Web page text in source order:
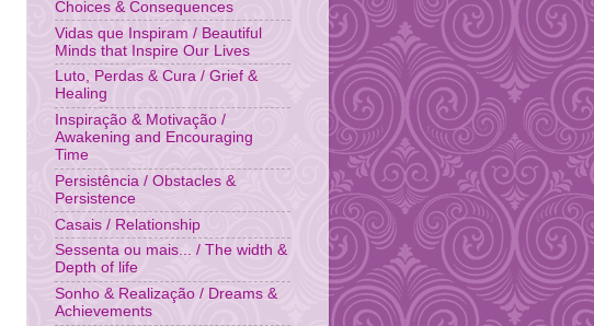
Choices & Consequences
Vidas que Inspiram / Beautiful
Minds that Inspire Our Lives
Luto, Perdas & Cura / Grief &
Healing
Inspiração & Motivação /
Awakening and Encouraging
Time
Persistência / Obstacles &
Persistence
Casais / Relationship
Sessenta ou mais... / The width &
Depth of life
Sonho & Realização / Dreams &
Achievements